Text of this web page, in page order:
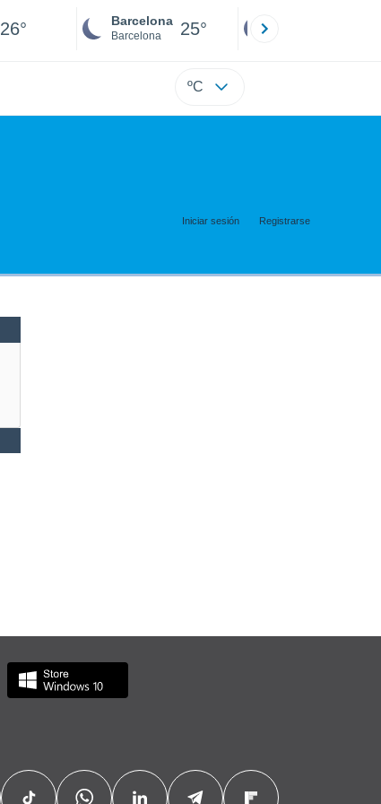
26° Barcelona
Barcelona 25°
ºC
Iniciar sesión Registrarse